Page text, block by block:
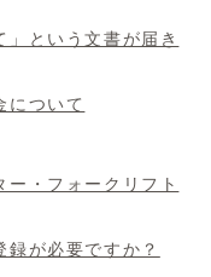
」という文書が届き
について
・フォークリフト
録が必要ですか？